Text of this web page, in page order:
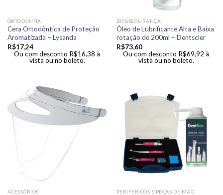
ORTODONTIA
Cera Ortodôntica de Proteção
Aromatizada – Lysanda
R$17,24
Ou com desconto R$16,38 à
vista ou no boleto.
BIOSSEGURANÇA
Óleo de Lubrificante Alta e Baixa
rotação de 200ml – Dentscler
R$73,60
Ou com desconto R$69,92 à
vista ou no boleto.
ACESSÓRIOS PERIFÉRICOS E PEÇAS DE MÃO